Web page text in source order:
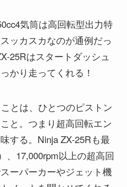
気筒は高回転型出力特
ッカスカなのが通例だっ
25Rはスタートダッシュ
かり走ってくれる！
とは、ひとつのピストン
と。つまり超高回転エン
する。Ninja ZX-25Rも最
、17,000rpm以上の超高回
ーパーカーやジェット機